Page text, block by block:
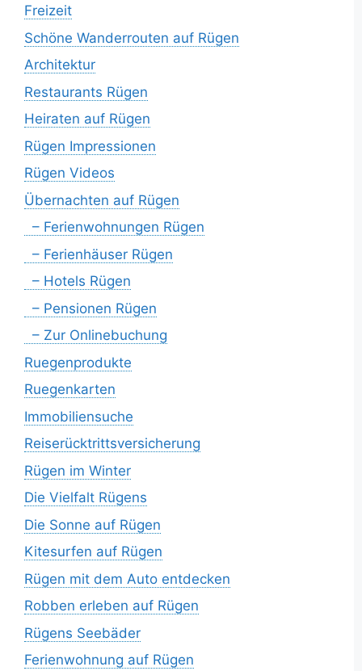
Freizeit
Schöne Wanderrouten auf Rügen
Architektur
Restaurants Rügen
Heiraten auf Rügen
Rügen Impressionen
Rügen Videos
Übernachten auf Rügen
– Ferienwohnungen Rügen
– Ferienhäuser Rügen
– Hotels Rügen
– Pensionen Rügen
– Zur Onlinebuchung
Ruegenprodukte
Ruegenkarten
Immobiliensuche
Reiserücktrittsversicherung
Rügen im Winter
Die Vielfalt Rügens
Die Sonne auf Rügen
Kitesurfen auf Rügen
Rügen mit dem Auto entdecken
Robben erleben auf Rügen
Rügens Seebäder
Ferienwohnung auf Rügen